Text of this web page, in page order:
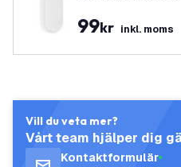
00K - 700 lumen
tät - 5 års garanti
99kr inkl. moms
Vill du veta mer?
Vårt team hjälper dig
Kontaktformulär